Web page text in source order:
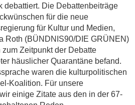
debattiert. Die Debattenbeiträge
für die neue
für Kultur und Medien,
Roth (BÜNDNIS90/DIE GRÜNEN)
Zeitpunkt der Debatte
häuslicher Quarantäne befand.
waren die kulturpolitischen
Koalition. Für unsere
einige Zitate aus den in der 67-